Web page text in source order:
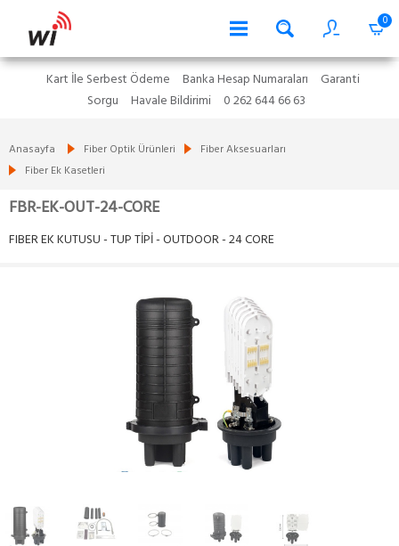
0
Kart İle Serbest Ödeme Banka Hesap Numaraları
Garanti
Sorgu
Havale Bildirimi 0 262 644 66 63
Anasayfa Fiber Optik Ürünleri
Fiber Aksesuarları
Fiber Ek Kasetleri
FBR-EK-OUT-24-CORE
FIBER EK KUTUSU - TUP TİPİ - OUTDOOR - 24 CORE